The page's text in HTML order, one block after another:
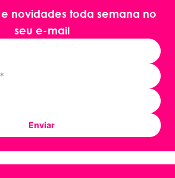
novidades toda semana no
seu e-mail
Enviar